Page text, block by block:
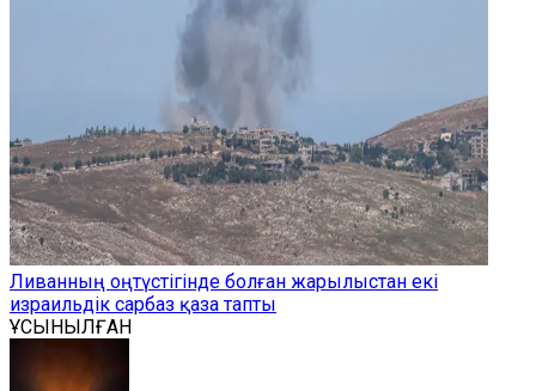
Ливанның оңтүстігінде болған жарылыстан екі
израильдік сарбаз қаза тапты
ҰСЫНЫЛҒАН